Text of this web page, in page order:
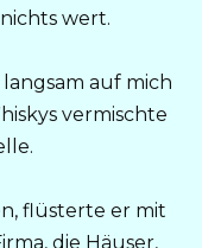
wert.
auf mich
vermischte
flüsterte er mit
die Häuser,